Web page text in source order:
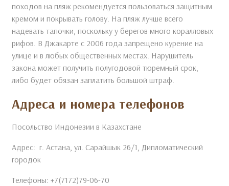
походов на пляж рекомендуется пользоваться защитным
кремом и покрывать голову. На пляж лучше всего
надевать тапочки, поскольку у берегов много коралловых
рифов. В Джакарте с 2006 года запрещено курение на
улице и в любых общественных местах. Нарушитель
закона может получить полугодовой тюремный срок,
либо будет обязан заплатить большой штраф.
Адреса и номера телефонов
Посольство Индонезии в Казахстане
Адрес: г. Астана, ул. Сарайшык 26/1, Дипломатический
городок
Телефоны: +7(7172)79-06-70